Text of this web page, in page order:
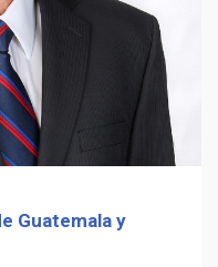
Guatemala y